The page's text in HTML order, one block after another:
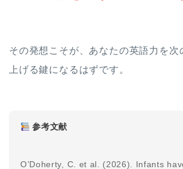
その発想こそが、あなたの英語力を次
上げる鍵になるはずです。
参考文献
O’Doherty, C. et al. (2026). Infants